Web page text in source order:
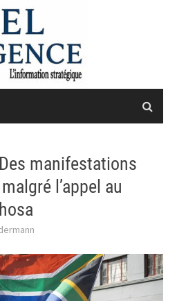
manifestations
l’appel au